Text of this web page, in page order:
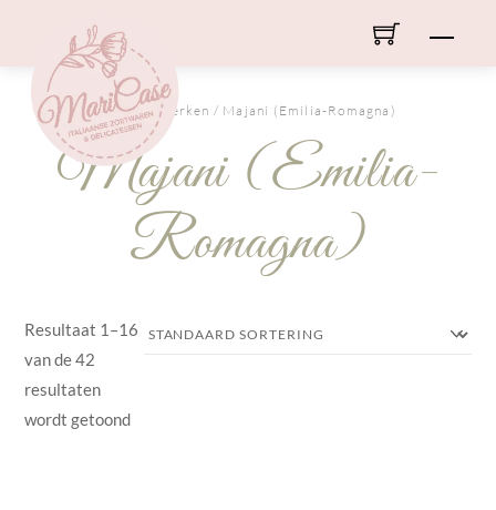
content
HOME/ Merken / Majani (Emilia-Romagna)
Majani (Emilia-
Romagna)
Resultaat 1–16
van de 42
resultaten
wordt getoond